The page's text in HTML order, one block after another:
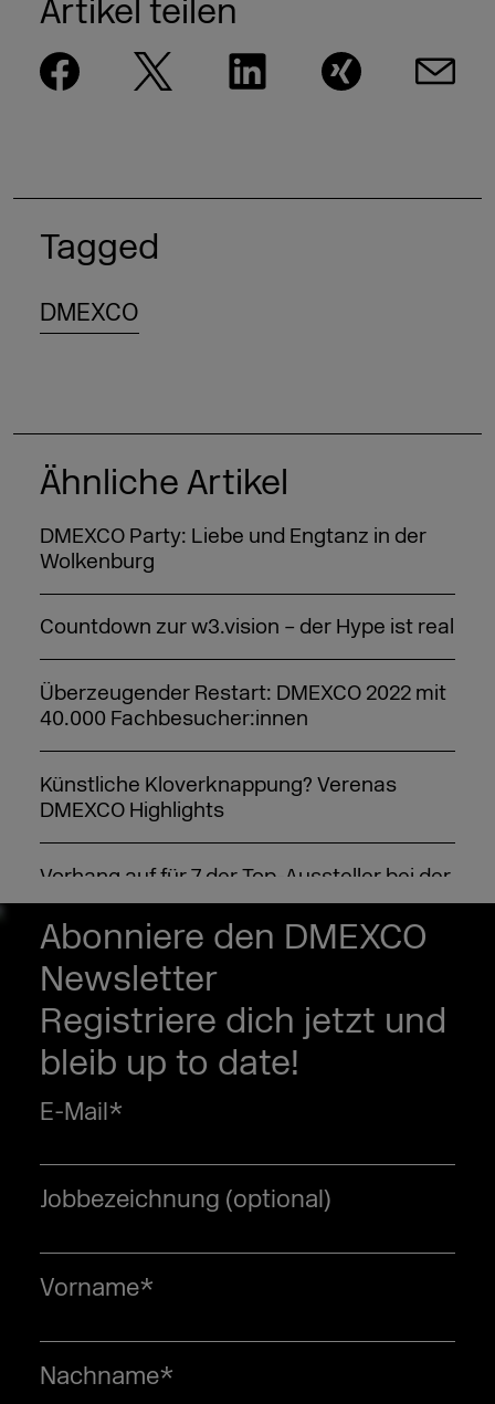
Artikel teilen
Tagged
DMEXCO
Ähnliche Artikel
DMEXCO Party: Liebe und Engtanz in der
Wolkenburg
Countdown zur w3.vision – der Hype ist real
Überzeugender Restart: DMEXCO 2022 mit
40.000 Fachbesucher:innen
Künstliche Kloverknappung? Verenas
DMEXCO Highlights
Vorhang auf für 7 der Top-Aussteller bei der
DMEXCO 2024
Neuaufstellung bei der DMEXCO ab 2024
Abonniere den DMEXCO
Newsletter
Registriere dich jetzt und
bleib up to date!
E-Mail*
Jobbezeichnung (optional)
Vorname*
Nachname*